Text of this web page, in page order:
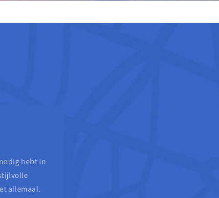
hebt in
allemaal.